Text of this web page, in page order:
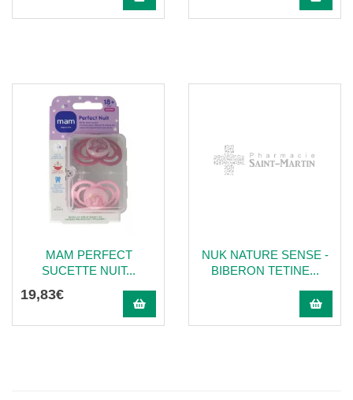
MAM PERFECT
SUCETTE NUIT...
19,83€
NUK NATURE SENSE -
BIBERON TETINE...